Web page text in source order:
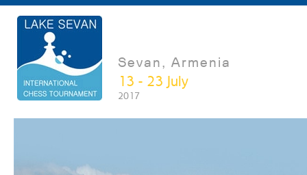
Sevan, Armenia
13 - 23 July
2017